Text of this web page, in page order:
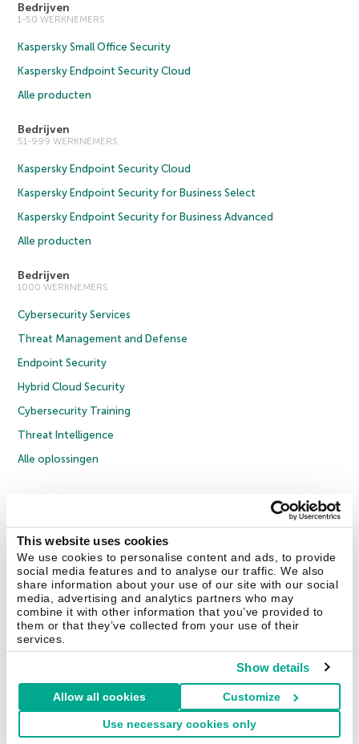
This website uses cookies
We use cookies to personalise content and ads, to provide
social media features and to analyse our traffic. We also
share information about your use of our site with our social
media, advertising and analytics partners who may
combine it with other information that you’ve provided to
them or that they’ve collected from your use of their
services.
Show details
Allow all cookies Customize
Use necessary cookies only
Bedrijven
1-50 WERKNEMERS
Kaspersky Small Office Security
Kaspersky Endpoint Security Cloud
Alle producten
Bedrijven
51-999 WERKNEMERS
Kaspersky Endpoint Security Cloud
Kaspersky Endpoint Security for Business Select
Kaspersky Endpoint Security for Business Advanced
Alle producten
Bedrijven
1000 WERKNEMERS
Cybersecurity Services
Threat Management and Defense
Endpoint Security
Hybrid Cloud Security
Cybersecurity Training
Threat Intelligence
Alle oplossingen
Privacybeleid
Licentieovereenkomst B2B
Cookies
Contact Us Over ons Partners Blog Resource Center
Persberichten
Vertrouwen in Kaspersky
Securelist Eugene Personal Blog
Nederland & België